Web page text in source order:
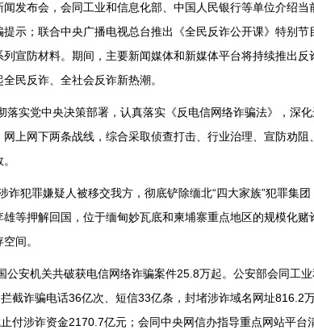
发布会，会同工业和信息化部、中国人民银行等单位介绍当
示；联合中央广播电视总台推出《全民反诈公开课》特别
宣防材料。期间，主要新闻媒体和新媒体平台将持续推出反
民反诈、全社会反诈新热潮。
实党中央决策部署，认真落实《反电信网络诈骗法》，深化
上网下两条战线，综合采取侦查打击、行业治理、宣防劝阻
诈犯罪嫌疑人被移交我方，彻底铲除缅北“四大家族”犯罪集
等押解回国，位于缅甸妙瓦底和柬埔寨重点地区的规模化赌
间。
公安机关共破获电信网络诈骗案件25.8万起。公安部会同工
截诈骗电话36亿次、短信33亿条，封堵涉诈域名网址816.2
付涉诈资金2170.7亿元；会同中央网信办指导重点网站平台